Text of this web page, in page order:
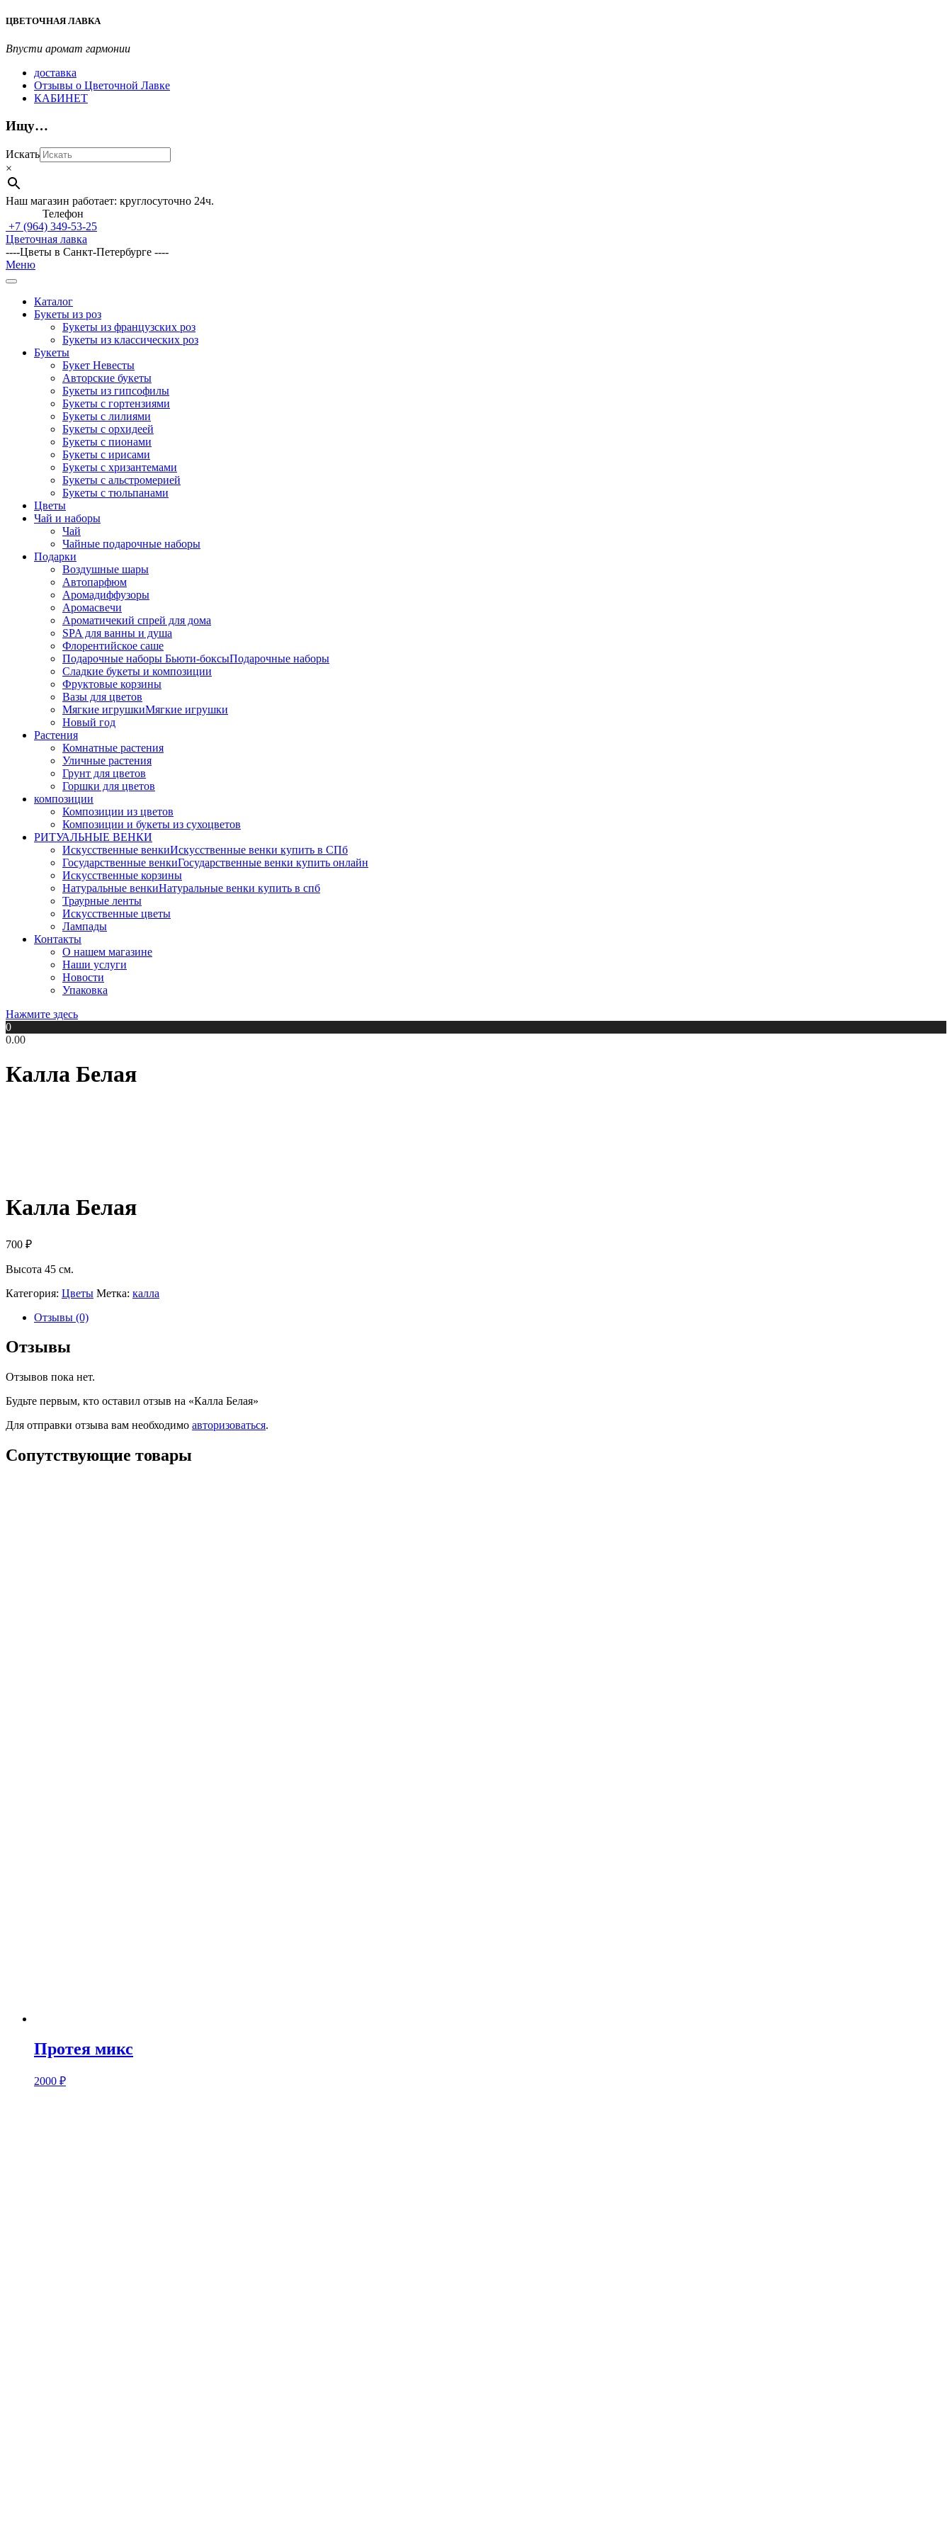
Перейти
содержимому
ЦВЕТОЧНАЯ ЛАВКА
Впусти аромат гармонии
доставка
Отзывы о Цветочной Лавке
КАБИНЕТ
Ищу…
Искать
×
Наш магазин работает: круглосуточно 24ч.
Телефон
+7 (964) 349-53-25
Цветочная лавка
----Цветы в Санкт-Петербурге ----
Главное
навигационное
Меню
Каталог
Букеты из роз
Букеты из французских роз
Букеты из классических роз
Букеты
Букет Невесты
Авторские букеты
Букеты из гипсофилы
Букеты с гортензиями
Букеты с лилиями
Букеты с орхидеей
Букеты с пионами
Букеты с ирисами
Букеты с хризантемами
Букеты с альстромерией
Букеты с тюльпанами
Цветы
Чай и наборы
Чай
Чайные подарочные наборы
Подарки
Воздушные шары
Автопарфюм
Аромадиффузоры
Аромасвечи
Ароматичекий спрей для дома
SPA для ванны и душа
Флорентийское саше
Подарочные наборы Бьюти-боксыПодарочные наборы
Сладкие букеты и композиции
Фруктовые корзины
Вазы для цветов
Мягкие игрушкиМягкие игрушки
Новый год
Растения
Комнатные растения
Уличные растения
Грунт для цветов
Горшки для цветов
композиции
Композиции из цветов
Композиции и букеты из сухоцветов
РИТУАЛЬНЫЕ ВЕНКИ
Искусственные венкиИскусственные венки купить в СПб
Государственные венкиГосударственные венки купить онлайн
Искусственные корзины
Натуральные венкиНатуральные венки купить в спб
Траурные ленты
Искусственные цветы
Лампады
Контакты
О нашем магазине
Наши услуги
Новости
Упаковка
Нажмите здесь
0
0.00
Калла Белая
Калла Белая
700 ₽
Высота 45 см.
Категория: Цветы Метка: калла
Отзывы (0)
Отзывы
Отзывов пока нет.
Будьте первым, кто оставил отзыв на «Калла Белая»
Для отправки отзыва вам необходимо авторизоваться.
Сопутствующие товары
Протея микс
2000 ₽